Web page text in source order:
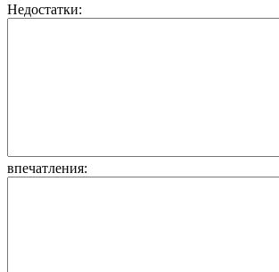
Недостатки:
впечатления: